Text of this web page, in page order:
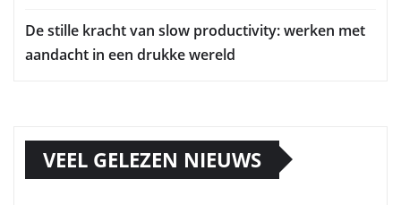
De stille kracht van slow productivity: werken met
aandacht in een drukke wereld
VEEL GELEZEN NIEUWS